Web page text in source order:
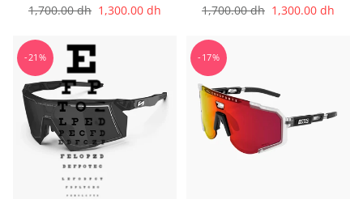
Prix
1,700.00 dh 1,300.00 dh
Prix
1,700.00 dh 1,300.00 dh
-21% -17%